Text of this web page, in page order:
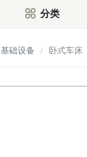
分类
基础设备 卧式车床